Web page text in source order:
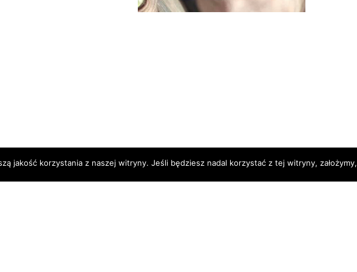
jakość korzystania z naszej witryny. Jeśli będziesz nadal korzystać z tej witryny,